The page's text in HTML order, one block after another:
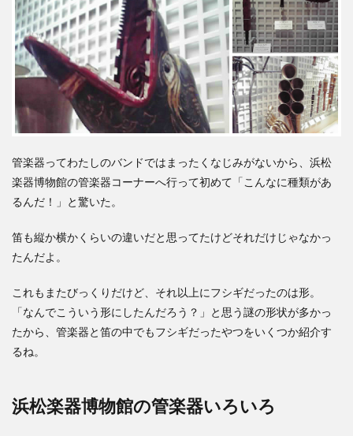
管楽器ってわたしのバンドではまったくなじみがないから、浜松
楽器博物館の管楽器コーナーへ行って初めて「こんなに種類があ
るんだ！」と驚いた。
笛も縦か横かくらいの違いだと思ってたけどそれだけじゃなかっ
たんだよ。
これもまたびっくりだけど、それ以上にフシギだったのは形。
「なんでこういう形にしたんだろう？」と思う謎の形状が多かっ
たから、管楽器と笛の中でもフシギだったやつをいくつか紹介す
るね。
浜松楽器博物館の管楽器いろいろ